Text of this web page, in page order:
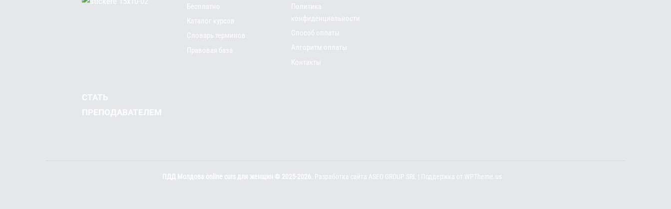
Бесплатно
Каталог курсов
Словарь терминов
Правовая база
Политика
конфиденциальности
Способ оплаты
Алгоритм оплаты
Контакты
СТАТЬ
ПРЕПОДАВАТЕЛЕМ
ПДД Молдова online curs для женщин © 2025-2026 . Разработка сайта ASEO GROUP SRL | Поддержка от WPTheme.us